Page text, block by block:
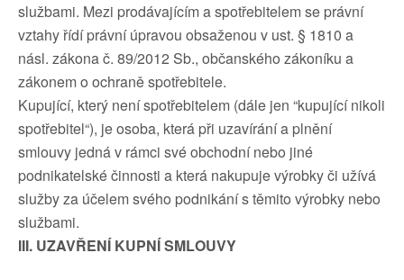
službami. Mezi prodávajícím a spotřebitelem se právní
vztahy řídí právní úpravou obsaženou v ust. § 1810 a
násl. zákona č. 89/2012 Sb., občanského zákoníku a
zákonem o ochraně spotřebitele.
Kupující, který není spotřebitelem (dále jen “kupující nikoli
spotřebitel“), je osoba, která při uzavírání a plnění
smlouvy jedná v rámci své obchodní nebo jiné
podnikatelské činnosti a která nakupuje výrobky či užívá
služby za účelem svého podnikání s těmito výrobky nebo
službami.
III. UZAVŘENÍ KUPNÍ SMLOUVY